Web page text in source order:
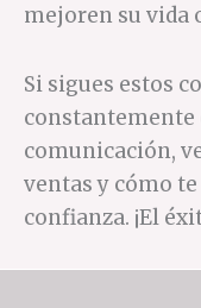
mejoren su vida
Si sigues estos
constantemente
comunicación,
ventas y cómo
confianza. ¡El